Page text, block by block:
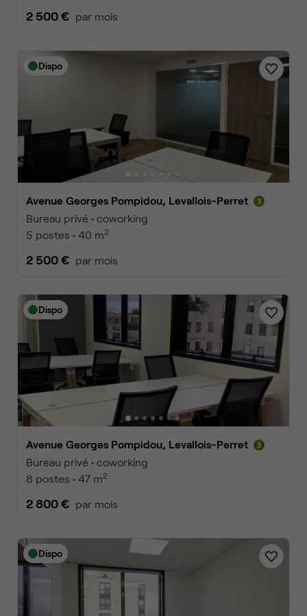
2 500 € par mois
Dispo
Avenue Georges Pompidou, Levallois-Perret
Bureau privé • coworking
5 postes • 40 m2
2 500 € par mois
Dispo
Avenue Georges Pompidou, Levallois-Perret
Bureau privé • coworking
8 postes • 47 m2
2 800 € par mois
Dispo